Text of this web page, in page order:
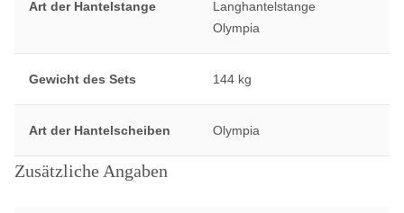
Art der Hantelstange
Langhantelstange
Olympia
Gewicht des Sets 144 kg
Art der Hantelscheiben Olympia
Zusätzliche Angaben